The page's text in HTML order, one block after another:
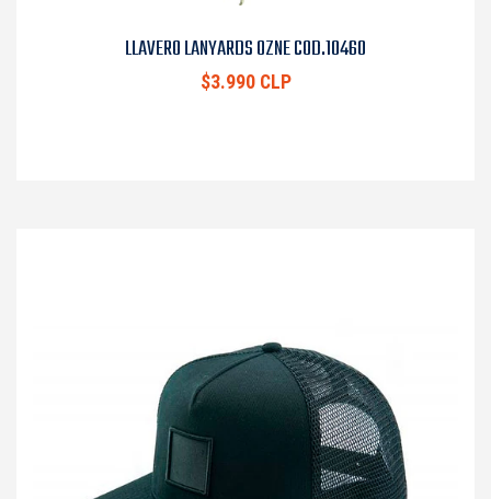
LLAVERO LANYARDS OZNE COD.10460
$3.990 CLP